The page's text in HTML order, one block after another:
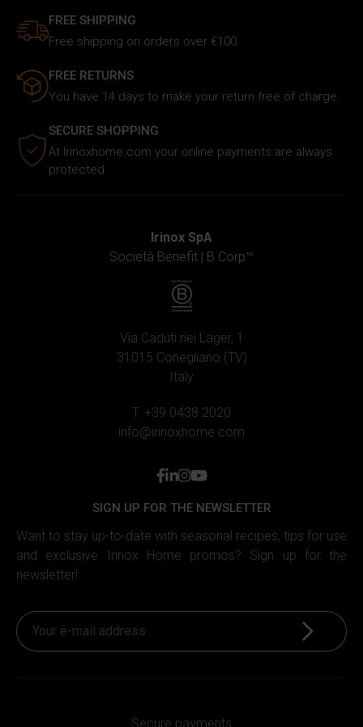
di analisi dei dati web, pubblicità e social media, i quali
potrebbero combinarle con altre informazioni che hai
fornito loro o che hanno raccolto in base al tuo utilizzo dei
loro servizi.
FREE SHIPPING
Free shipping on orders over €100.
FREE RETURNS
You have 14 days to make your return free of charge.
SECURE SHOPPING
At Irinoxhome.com your online payments are always
protected.
Irinox SpA
Società Benefit | B Corp™
Via Caduti nei Lager, 1
31015 Conegliano (TV)
Italy
T. +39 0438 2020
info@irinoxhome.com
facebook
linkedin
instagram
youtube
SIGN UP FOR THE NEWSLETTER
Want to stay up-to-date with seasonal recipes, tips for use
and exclusive Irinox Home promos? Sign up for the
newsletter!
Sign up
Secure payments